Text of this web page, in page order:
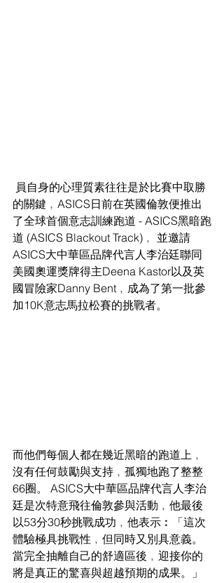
的關鍵﹐ASICS日前在英國倫敦便推出
了全球首個意志訓練跑道 - ASICS黑暗跑
道 (ASICS Blackout Track)﹐ 並邀請
ASICS大中華區品牌代言人李治廷聯同
美國奧運獎牌得主Deena Kastor以及英
國冒險家Danny Bent﹐成為了第一批參
加10K意志馬拉松賽的挑戰者。
而他們每個人都在幾近黑暗的跑道上﹐
沒有任何鼓勵與支持﹐孤獨地跑了整整
66圈。 ASICS大中華區品牌代言人李治
廷是次特意飛往倫敦參與活動﹐他最後
以53分30秒挑戰成功﹐他表示︰「這次
體驗極具挑戰性﹐但同時又別具意義。
當完全抽離自己的舒適區後﹐迎接你的
將是真正的驚喜與超越預期的成果。」